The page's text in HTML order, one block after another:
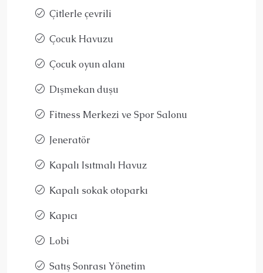
Çitlerle çevrili
Çocuk Havuzu
Çocuk oyun alanı
Dışmekan duşu
Fitness Merkezi ve Spor Salonu
Jeneratör
Kapalı Isıtmalı Havuz
Kapalı sokak otoparkı
Kapıcı
Lobi
Satış Sonrası Yönetim